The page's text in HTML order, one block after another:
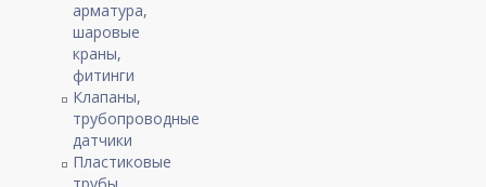
арматура,
шаровые
краны,
фитинги
Клапаны,
трубопроводные
датчики
Пластиковые